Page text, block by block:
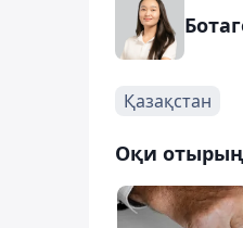
Қазақстан
Оқи